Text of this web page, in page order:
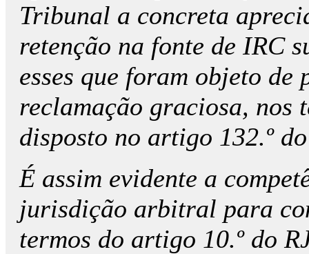
Tribunal a concreta
retenção na fonte de IRC
esses que foram objeto de
reclamação graciosa, nos
disposto no artigo 132.º
É assim evidente a
jurisdição arbitral para
termos do artigo 10.º do